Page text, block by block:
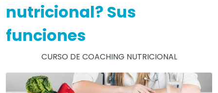
nutricional? Sus
funciones
CURSO DE COACHING NUTRICIONAL